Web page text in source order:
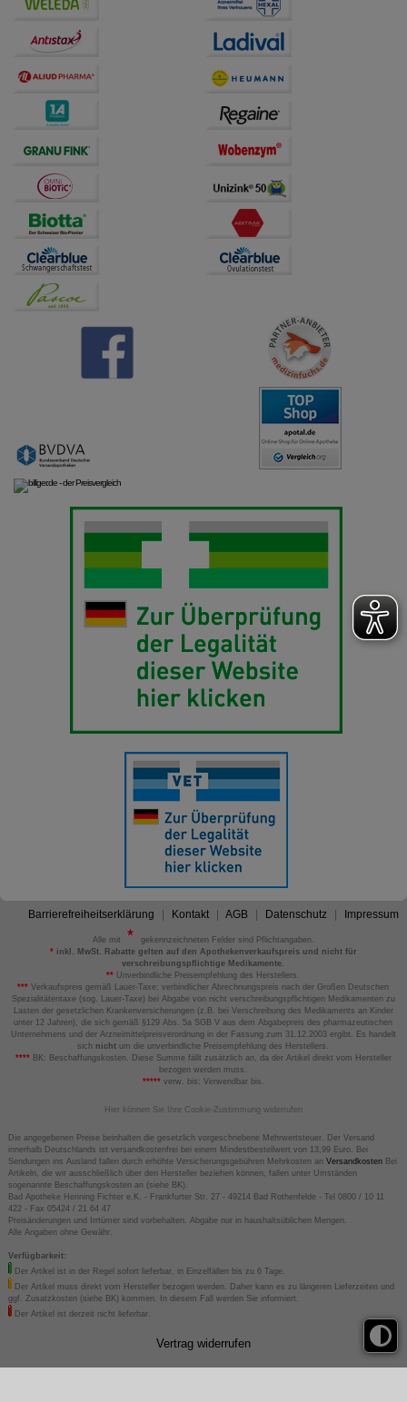
Barrierefreiheitserklärung Kontakt AGB Datenschutz Impressum
Alle mit
gekennzeichneten Felder sind Pflichtangaben.
*inkl. MwSt. Rabatte gelten auf den Apothekenverkaufspreis und nicht für
verschreibungspflichtige Medikamente.
** Unverbindliche Preisempfehlung des Herstellers.
*** Verkaufspreis gemäß Lauer-Taxe; verbindlicher Abrechnungspreis nach der Großen Deutschen
Spezialitätentaxe (sog. Lauer-Taxe) bei Abgabe von nicht verschreibungspflichtigen Medikamenten zu
Lasten der gesetzlichen Krankenversicherungen (z.B. bei Verschreibung des Medikaments an Kinder
unter 12 Jahren), die sich gemäß §129 Abs. 5a SGB V aus dem Abgabepreis des pharmazeutischen
Unternehmens und der Arzneimittelpreisverordnung in der Fassung zum 31.12.2003 ergibt. Es handelt
sich nicht um die unverbindliche Preisempfehlung des Herstellers.
****BK: Beschaffungskosten. Diese Summe fällt zusätzlich an, da der Artikel direkt vom Hersteller
bezogen werden muss.
*****verw. bis: Verwendbar bis.
Hier können Sie Ihre Cookie-Zustimmung widerrufen
Die angegebenen Preise beinhalten die gesetzlich vorgeschriebene Mehrwertsteuer. Der Versand
innerhalb Deutschlands ist versandkostenfrei bei einem Mindestbestellwert von 13,99 Euro. Bei
Sendungen ins Ausland fallen durch erhöhte Versicherungsgebühren Mehrkosten an VersandkostenBei
Artikeln, die wir ausschließlich über den Hersteller beziehen können, fallen unter Umständen
sogenannte Beschaffungskosten an (siehe BK).
Bad Apotheke Henning Fichter e.K. - Frankfurter Str. 27 - 49214 Bad Rothenfelde - Tel 0800 / 10 11
422 - Fax 05424 / 21 64 47
Preisänderungen und Irrtümer sind vorbehalten. Abgabe nur in haushaltsüblichen Mengen.
Alle Angaben ohne Gewähr.
Verfügbarkeit:
Der Artikel ist in der Regel sofort lieferbar, in Einzelfällen bis zu 6 Tage.
Der Artikel muss direkt vom Hersteller bezogen werden. Daher kann es zu längeren Lieferzeiten und
ggf. Zusatzkosten (siehe BK) kommen. In diesem Fall werden Sie informiert.
Der Artikel ist derzeit nicht lieferbar.
Vertrag widerrufen